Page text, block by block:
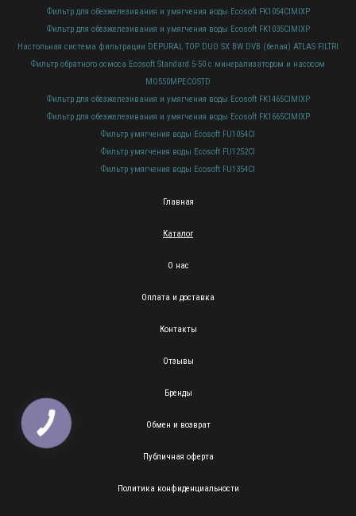
Фильтр для обезжелезивания и умягчения воды Ecosoft FK1054CIMIXP
Фильтр для обезжелезивания и умягчения воды Ecosoft FK1035CIMIXP
Настольная система фильтрации DEPURAL TOP DUO SX BW DVB (белая) ATLAS FILTRI
Фильтр обратного осмоса Ecosoft Standard 5-50 с минерализатором и насосом
MO550MPECOSTD
Фильтр для обезжелезивания и умягчения воды Ecosoft FK1465CIMIXP
Фильтр для обезжелезивания и умягчения воды Ecosoft FK1665CIMIXP
Фильтр умягчения воды Ecosoft FU1054CI
Фильтр умягчения воды Ecosoft FU1252CI
Фильтр умягчения воды Ecosoft FU1354CI
Главная
Каталог
О нас
Оплата и доставка
Контакты
Отзывы
Бренды
Обмен и возврат
Публичная оферта
Политика конфиденциальности
КНОПКА
ЗВ'ЯЗКУ